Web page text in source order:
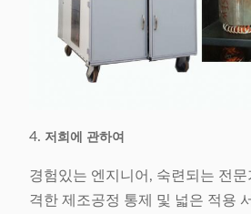
4. 저희에 관하여
경험있는 엔지니어, 숙련되는 전문
격한 제조공정 통제 및 넓은 적용